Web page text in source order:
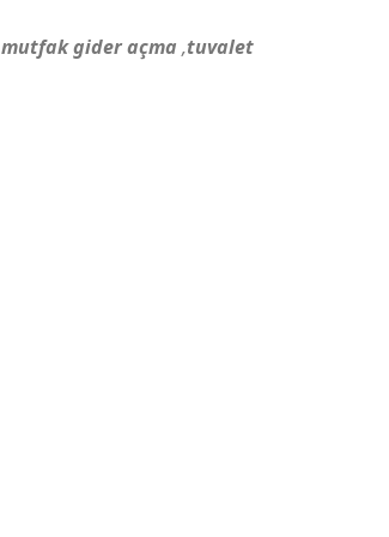
mutfak gider açma ,tuvalet